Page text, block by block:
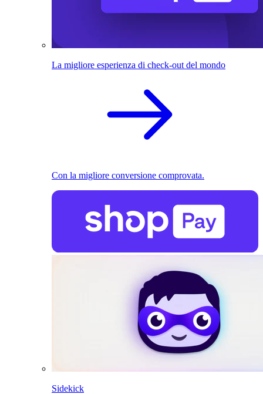
La migliore esperienza di check-out del mondo
Con la migliore conversione comprovata.
Sidekick